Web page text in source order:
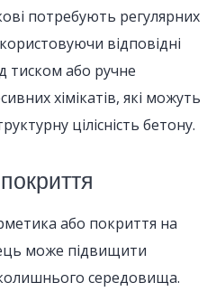
потребують регулярних
відповідні
тиском або ручне
хімікатів, які можуть
цілісність бетону.
або покриття на
може підвищити
середовища.